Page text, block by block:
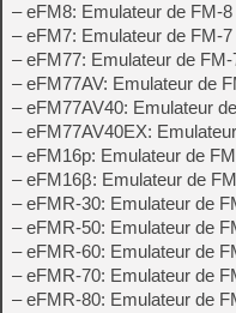
– eFM8: Emulateur de FM-8
– eFM7: Emulateur de FM-7
– eFM77: Emulateur de FM-
– eFM77AV: Emulateur de
– eFM77AV40: Emulateur
– eFM77AV40EX:
– eFM16p: Emulateur de
– eFM16β: Emulateur de
– eFMR-30: Emulateur de
– eFMR-50: Emulateur de
– eFMR-60: Emulateur de
– eFMR-70: Emulateur de
– eFMR-80: Emulateur de